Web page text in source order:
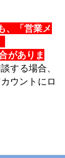
、「営業メ
がありま
する場合、
ウントにロ